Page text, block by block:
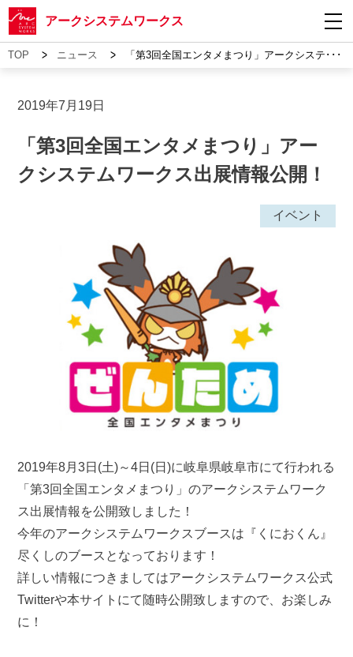
アークシステムワークス
TOP > ニュース > 「第3回全国エンタメまつり」アークシステ･･･
2019年7月19日
「第3回全国エンタメまつり」アー
クシステムワークス出展情報公開！
イベント
2019年8月3日(土)～4日(日)に岐阜県岐阜市にて行われる
「第3回全国エンタメまつり」のアークシステムワーク
ス出展情報を公開致しました！
今年のアークシステムワークスブースは『くにおくん』
尽くしのブースとなっております！
詳しい情報につきましてはアークシステムワークス公式
Twitterや本サイトにて随時公開致しますので、お楽しみ
に！